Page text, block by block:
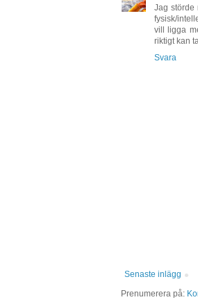
Jag störde
fysisk/
vill ligga
riktigt kan
Svara
Senaste inlägg
Prenumerera på: